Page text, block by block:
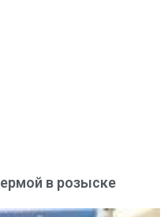
в розыске